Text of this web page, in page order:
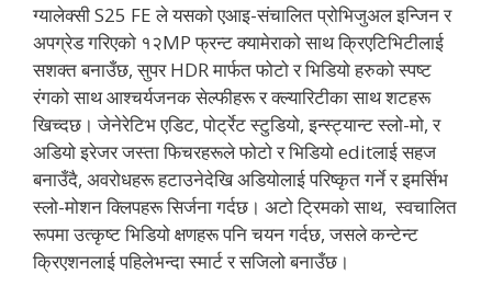
ग्यालेक्सी S25 FE ले यसको एआइ-संचालित प्रोभिजुअल इन्जिन र
अपग्रेड गरिएको १२MP फ्रन्ट क्यामेराको साथ क्रिएटिभिटीलाई
सशक्त बनाउँछ, सुपर HDR मार्फत फोटो र भिडियो हरुको स्पष्ट
रंगको साथ आश्चर्यजनक सेल्फीहरू र क्ल्यारिटीका साथ शटहरू
खिच्दछ। जेनेरेटिभ एडिट, पोर्ट्रेट स्टुडियो, इन्स्ट्यान्ट स्लो-मो, र
अडियो इरेजर जस्ता फिचरहरूले फोटो र भिडियो editलाई सहज
बनाउँदै, अवरोधहरू हटाउनेदेखि अडियोलाई परिष्कृत गर्ने र इमर्सिभ
स्लो-मोशन क्लिपहरू सिर्जना गर्दछ। अटो ट्रिमको साथ, स्वचालित
रूपमा उत्कृष्ट भिडियो क्षणहरू पनि चयन गर्दछ, जसले कन्टेन्ट
क्रिएशनलाई पहिलेभन्दा स्मार्ट र सजिलो बनाउँछ।